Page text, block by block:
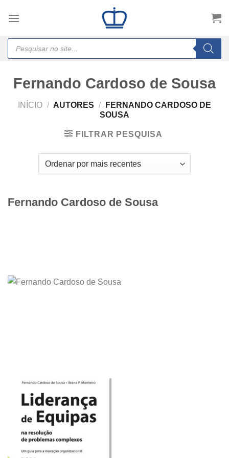
Products
search
Fernando Cardoso de Sousa
INÍCIO / AUTORES /
FERNANDO CARDOSO DE
SOUSA
FILTRAR PESQUISA
Fernando Cardoso de Sousa